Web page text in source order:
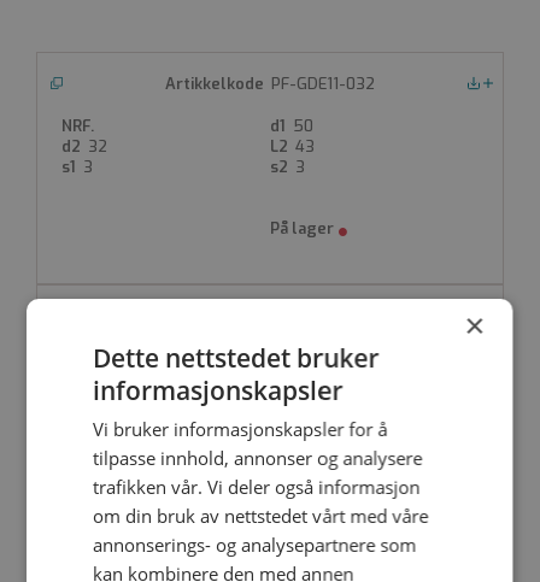
PF-GDE11
Poly-Flo dobbeltrørsystem
PF-GDE11-032
50
32
43
3
3
90
63
53
5.4
5.8
PF-GDE11-110
×
Dette nettstedet bruker
informasjonskapsler
Vi bruker informasjonskapsler for å
tilpasse innhold, annonser og analysere
trafikken vår. Vi deler også informasjon
om din bruk av nettstedet vårt med våre
annonserings- og analysepartnere som
kan kombinere den med annen